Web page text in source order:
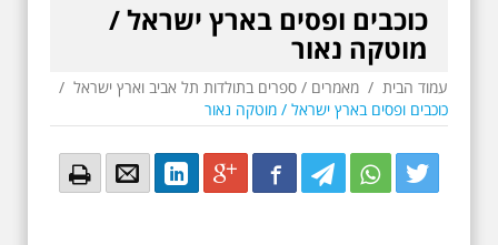
כוכבים ופסים בארץ ישראל /
מוטקה נאור
עמוד הבית / מאמרים / ספרים בתולדות תל אביב וארץ ישראל /
כוכבים ופסים בארץ ישראל / מוטקה נאור
Twitter
Twitter
Twitter
Facebook
Google+
LinkedIn
Email
Email